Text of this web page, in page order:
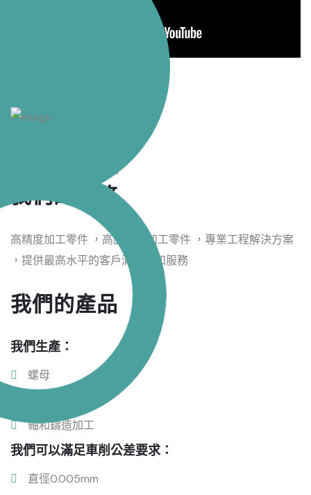
我們的任務
高精度加工零件 ，高品質的加工零件 ，專業工程解決方案
，提供最高水平的客戶滿意度和服務
我們的產品
我們生產：
螺母
軸和鑄造加工
我們可以滿足車削公差要求：
直徑0.005mm